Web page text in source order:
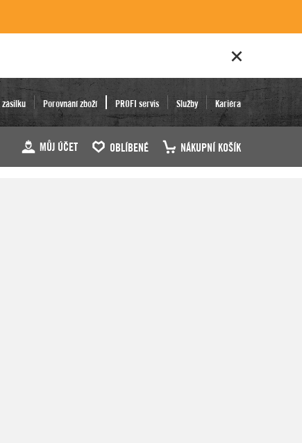
zásilku Porovnání zboží PROFI servis Služby Kariéra
MŮJ ÚČET OBLÍBENÉ NÁKUPNÍ KOŠÍK